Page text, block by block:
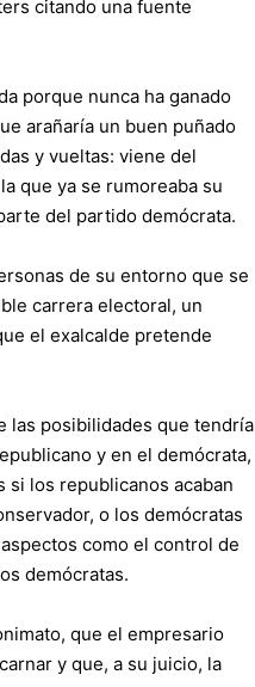
citando una fuente
porque nunca ha ganado
arañaría un buen puñado
y vueltas: viene del
que ya se rumoreaba su
del partido demócrata.
de su entorno que se
carrera electoral, un
el exalcalde pretende
las posibilidades que tendría
y en el demócrata,
si los republicanos acaban
o los demócratas
como el control de
demócratas.
que el empresario
y que, a su juicio, la